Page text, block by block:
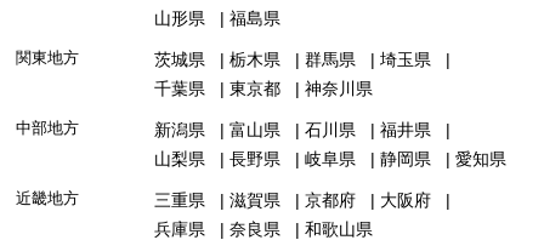
山形県
福島県
関東地方 茨城県 栃木県 群馬県
埼玉県
千葉県
東京都 神奈川県
中部地方 新潟県 富山県 石川県
福井県
山梨県
長野県 岐阜県 静岡県 愛知県
近畿地方 三重県 滋賀県 京都府
大阪府
兵庫県
奈良県 和歌山県